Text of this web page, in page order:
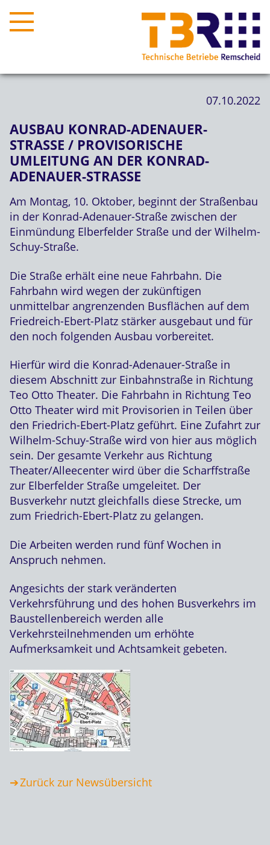
07.10.2022
AUSBAU KONRAD-ADENAUER-
STRASSE / PROVISORISCHE U
MLEITUNG AN DER KONRAD-A
DENAUER-STRASSE
Am Montag, 10. Oktober, beginnt der Straßenbau
in der Konrad-Adenauer-Straße zwischen der
Einmündung Elberfelder Straße und der Wilhelm-
Schuy-Straße.
Die Straße erhält eine neue Fahrbahn. Die
Fahrbahn wird wegen der zukünftigen
unmittelbar angrenzenden Busflächen auf dem
Friedreich-Ebert-Platz stärker ausgebaut und für
den noch folgenden Ausbau vorbereitet.
Hierfür wird die Konrad-Adenauer-Straße in
diesem Abschnitt zur Einbahnstraße in Richtung
Teo Otto Theater. Die Fahrbahn in Richtung Teo
Otto Theater wird mit Provisorien in Teilen über
den Friedrich-Ebert-Platz geführt. Eine Zufahrt zur
Wilhelm-Schuy-Straße wird von hier aus möglich
sein. Der gesamte Verkehr aus Richtung
Theater/Alleecenter wird über die Scharffstraße
zur Elberfelder Straße umgeleitet. Der
Busverkehr nutzt gleichfalls diese Strecke, um
zum Friedrich-Ebert-Platz zu gelangen.
Die Arbeiten werden rund fünf Wochen in
Anspruch nehmen.
Angesichts der stark veränderten
Verkehrsführung und des hohen Busverkehrs im
Baustellenbereich werden alle
Verkehrsteilnehmenden um erhöhte
Aufmerksamkeit und Achtsamkeit gebeten.
Zurück zur Newsübersicht